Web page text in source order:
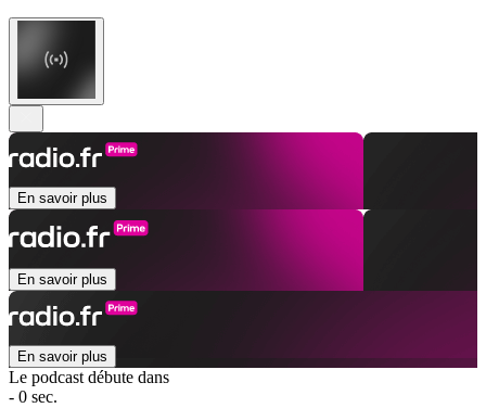
En savoir plus
En savoir plus
En savoir plus
Le podcast débute dans
- 0 sec.